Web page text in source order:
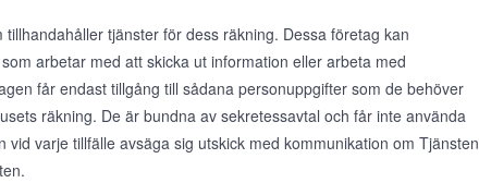
tjänster för dess räkning. Dessa företag kan
arbetar med att skicka ut information eller arbeta med
får endast tillgång till sådana personuppgifter som de behöver
räkning. De är bundna av sekretessavtal och får inte använda
vid varje tillfälle avsäga sig utskick med kommunikation om Tjänsten